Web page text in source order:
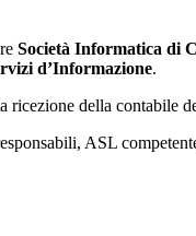
Società Informatica di
d’Informazione.
della contabile
ASL